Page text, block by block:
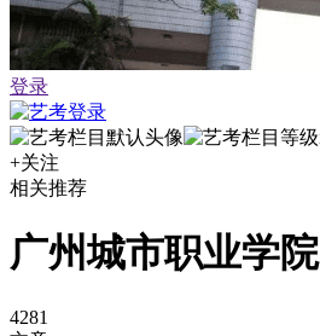
登录
+关注
相关推荐
广州城市职业学院
4281